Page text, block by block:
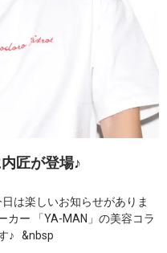
匠が登場♪
は楽しいお知らせがありま
ー 「YA-MAN」の美容コラ
♪ &nbsp